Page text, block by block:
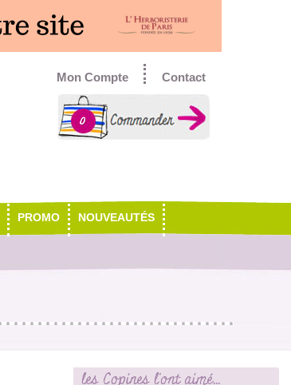
Contact
Mon Compte
0
PROMO NOUVEAUTÉS
les Copines l'ont aimé...